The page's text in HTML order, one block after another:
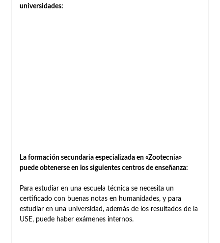
universidades:
La formación secundaria especializada en «Zootecnia»
puede obtenerse en los siguientes centros de enseñanza:
Para estudiar en una escuela técnica se necesita un
certificado con buenas notas en humanidades, y para
estudiar en una universidad, además de los resultados de la
USE, puede haber exámenes internos.